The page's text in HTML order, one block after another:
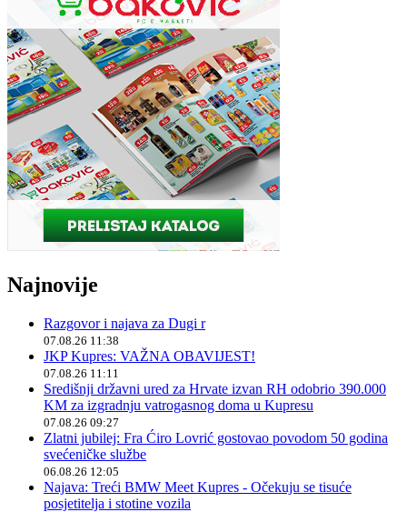
Najnovije
Razgovor i najava za Dugi r
07.08.26 11:38
JKP Kupres: VAŽNA OBAVIJEST!
07.08.26 11:11
Središnji državni ured za Hrvate izvan RH odobrio 390.000
KM za izgradnju vatrogasnog doma u Kupresu
07.08.26 09:27
Zlatni jubilej: Fra Ćiro Lovrić gostovao povodom 50 godina
svećeničke službe
06.08.26 12:05
Najava: Treći BMW Meet Kupres - Očekuju se tisuće
posjetitelja i stotine vozila